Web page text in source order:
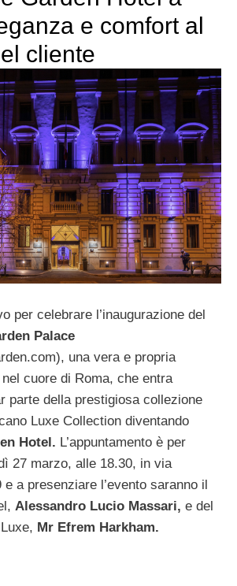
e comfort al
cliente
per celebrare l’inaugurazione del
Palace
una vera e propria
cuore di Roma, che entra
parte della prestigiosa collezione
Luxe Collection diventando
Hotel. L’appuntamento è per
27 marzo, alle 18.30, in via
e a presenziare l’evento saranno il
Alessandro Lucio Massari, e del
Mr Efrem Harkham.